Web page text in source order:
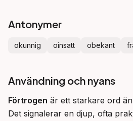
Antonymer
okunnig oinsatt obekant
Användning och nyans
Förtrogen är ett starkare ord än
Det signalerar en djup, ofta